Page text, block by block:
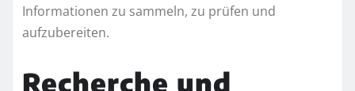
Informationen zu sammeln, zu prüfen und
aufzubereiten.
Recherche und